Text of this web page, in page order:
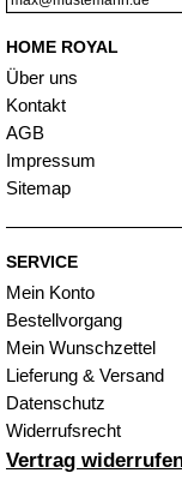
HOME ROYAL
Über uns
Kontakt
AGB
Impressum
Sitemap
SERVICE
Mein Konto
Bestellvorgang
Mein Wunschzettel
Lieferung & Versand
Datenschutz
Widerrufsrecht
Vertrag